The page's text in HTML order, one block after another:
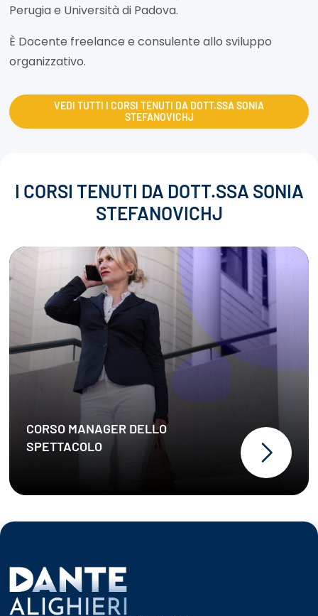
Perugia e Università di Padova.
È Docente freelance e consulente allo sviluppo
organizzativo.
VEDI TUTTI I CORSI TENUTI DA DOTT.SSA SONIA
STEFANOVICHJ
I CORSI TENUTI DA DOTT.SSA SONIA
STEFANOVICHJ
CORSO MANAGER DELLO
SPETTACOLO